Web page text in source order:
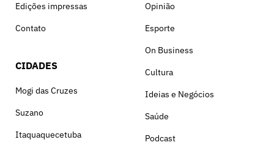
Edições impressas
Contato
CIDADES
Mogi das Cruzes
Suzano
Itaquaquecetuba
Opinião
Esporte
On Business
Cultura
Ideias e Negócios
Saúde
Podcast